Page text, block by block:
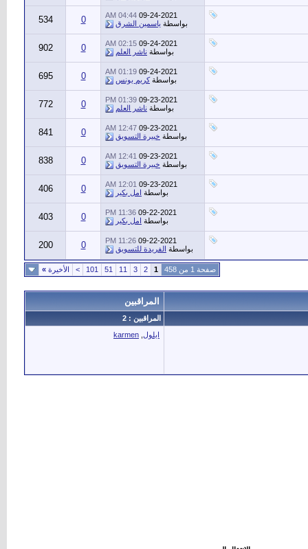
09-24-2021
04:44 AM
بواسطة ياسمين الشرق 0
534
09-24-2021
02:15 AM
بواسطة ناشر العلم 0
902
09-24-2021
01:19 AM
بواسطةكريم يونس 0
695
09-23-2021
01:39 PM
بواسطة ناشر العلم 0
772
09-23-2021
12:47 AM
بواسطة خبيرة التسويق 0
841
09-23-2021
12:41 AM
بواسطة خبيرة التسويق 0
838
09-23-2021
12:01 AM
بواسطة امل بكير 0
406
09-22-2021
11:36 PM
بواسطة امل بكير 0
403
09-22-2021
11:26 PM
بواسطة الفريدة للتسويق 0
200
صفحة 1 من 458 1
2
3
11
51
101
> الأخيرة »
المراقبين
المراقبين : 2
ايلول karmen